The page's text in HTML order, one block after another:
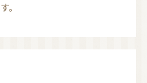
。